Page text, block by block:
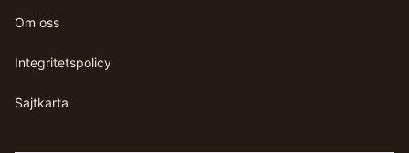
Om oss
Integritetspolicy
Sajtkarta